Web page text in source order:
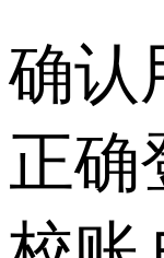
确认
正确